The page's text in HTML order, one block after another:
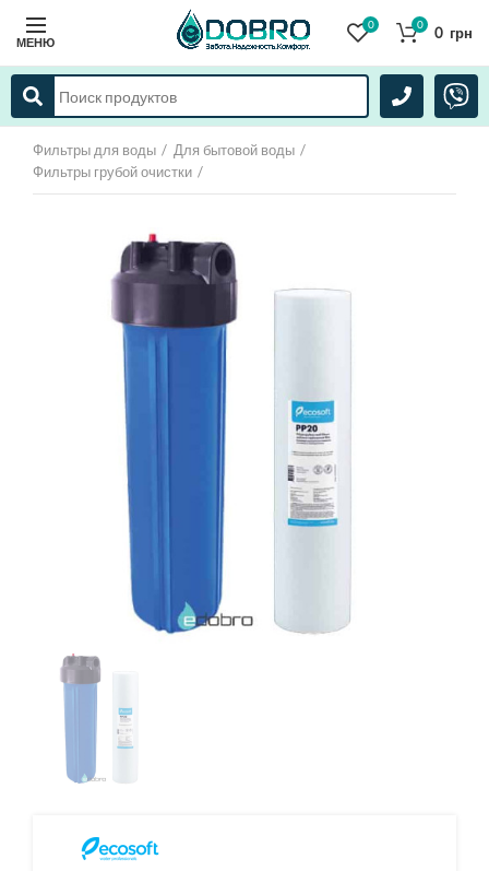
МЕНЮ
0 0 0 грн
Фильтры для воды
Для бытовой воды
Фильтры грубой очистки